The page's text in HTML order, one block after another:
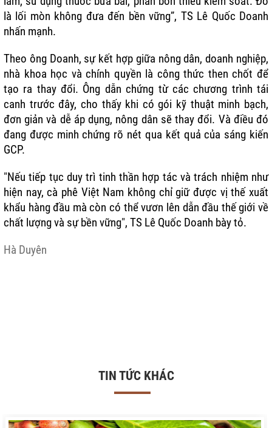
là lối mòn không đưa đến bền vững”, TS Lê Quốc Doanh
nhấn mạnh.
Theo ông Doanh, sự kết hợp giữa nông dân, doanh nghiệp,
nhà khoa học và chính quyền là công thức then chốt để
tạo ra thay đổi. Ông dẫn chứng từ các chương trình tái
canh trước đây, cho thấy khi có gói kỹ thuật minh bạch,
đơn giản và dễ áp dụng, nông dân sẽ thay đổi. Và điều đó
đang được minh chứng rõ nét qua kết quả của sáng kiến
GCP.
"Nếu tiếp tục duy trì tinh thần hợp tác và trách nhiệm như
hiện nay, cà phê Việt Nam không chỉ giữ được vị thế xuất
khẩu hàng đầu mà còn có thể vươn lên dẫn đầu thế giới về
chất lượng và sự bền vững", TS Lê Quốc Doanh bày tỏ.
Hà Duyên
TIN TỨC KHÁC